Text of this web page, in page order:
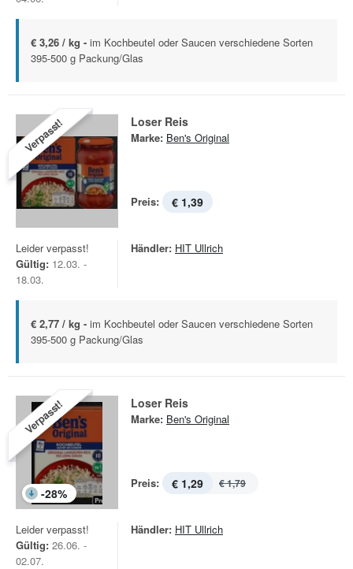
€ 3,26 / kg - im Kochbeutel oder Saucen verschiedene Sorten
395-500 g Packung/Glas
Verpasst! Loser Reis
Marke: Ben's Original
Preis: € 1,39
Leider verpasst!
Gültig: 12.03. -
18.03.
Händler: HIT Ullrich
€ 2,77 / kg - im Kochbeutel oder Saucen verschiedene Sorten
395-500 g Packung/Glas
Verpasst!
-28%
Loser Reis
Marke: Ben's Original
Preis: € 1,29 € 1,79
Leider verpasst!
Gültig: 26.06. -
02.07.
Händler: HIT Ullrich